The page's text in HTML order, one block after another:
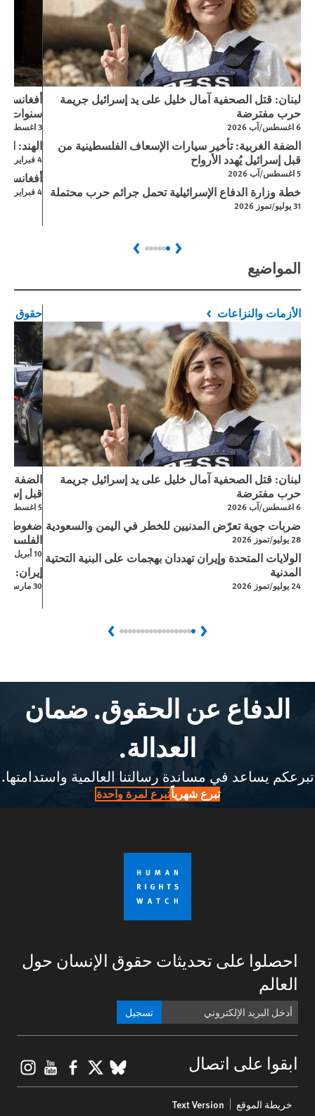
لبنان: قتل الصحفية آمال خليل على يد إسرائيل جريمة
حرب مفترضة
6 اغسطس/آب 2026
الضفة الغربية: تأخير سيارات الإسعاف الفلسطينية من
قبل إسرائيل يُهدد الأرواح
5 اغسطس/آب 2026
خطة وزارة الدفاع الإسرائيلية تحمل جرائم حرب محتملة
31 يوليو/تموز 2026
سنوات
3 اغسطس/آب 2026
الهند:
4 فبراير/شباط 2026
4 فبراير/شباط 2026
Previous
Next
المواضيع
الأزمات والنزاعات
لبنان: قتل الصحفية آمال خليل على يد إسرائيل جريمة
حرب مفترضة
6 اغسطس/آب 2026
ضربات جوية تعرّض المدنيين للخطر في اليمن والسعودية
28 يوليو/تموز 2026
الولايات المتحدة وإيران تهددان بهجمات على البنية التحتية
المدنية
24 يوليو/تموز 2026
حقوق
الضفة
قبل
5 اغسطس/آب 2026
ضغوط
10 أبريل/نيسان 2026
إيران:
30 مارس/آذار 2026
Previous
Next
الدفاع عن الحقوق. ضمان
العدالة.
تبرعكم يساعد في مساندة رسالتنا العالمية واستدامتها.
تبرع شهرياًتبرع لمرة واحدة
احصلوا على تحديثات حقوق الإنسان حول
العالم
تسجيل
ابقوا على اتصال BlueSky
X
menu
خريطة الموقع Text Version